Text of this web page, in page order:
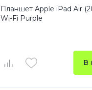
Планшет Apple iPad Air
Wi-Fi Purple
В